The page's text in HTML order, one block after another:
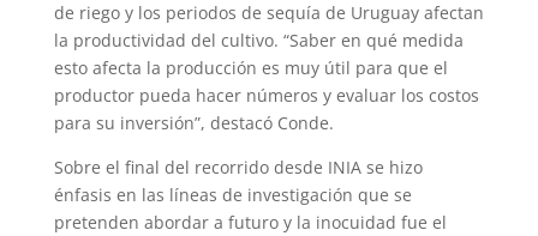
de riego y los periodos de sequía de Uruguay afectan
la productividad del cultivo. “Saber en qué medida
esto afecta la producción es muy útil para que el
productor pueda hacer números y evaluar los costos
para su inversión”, destacó Conde.
Sobre el final del recorrido desde INIA se hizo
énfasis en las líneas de investigación que se
pretenden abordar a futuro y la inocuidad fue el